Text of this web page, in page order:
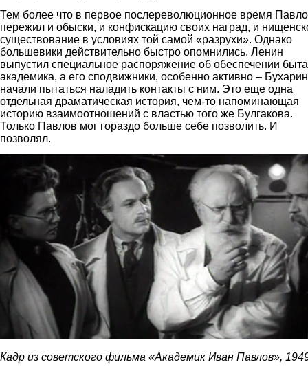
Тем более что в первое послереволюционное время
пережил и обыски, и конфискацию своих наград, и
существование в условиях той самой «разрухи». Однако
большевики действительно быстро опомнились. Ленин
выпустил специальное распоряжение об обеспечении быта
академика, а его сподвижники, особенно активно –
начали пытаться наладить контакты с ним. Это еще одна
отдельная драматическая история, чем-то напоминающая
историю взаимоотношений с властью того же Булгакова.
Только Павлов мог гораздо больше себе позволить. И
позволял.
Кадр из советского фильма «Академик Иван Павлов»,